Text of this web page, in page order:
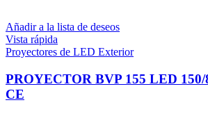
Añadir a la lista de deseos
Vista rápida
Proyectores de LED Exterior
PROYECTOR BVP 155 LED
CE